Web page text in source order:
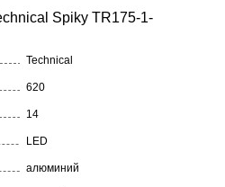
Spiky TR175-1-
Technical
620
14
LED
алюминий